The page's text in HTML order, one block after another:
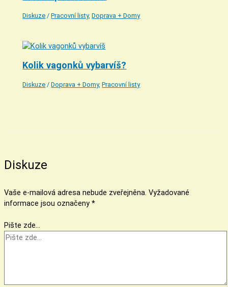
Diskuze /Pracovní listy,Doprava + Domy
Kolik vagonků vybarvíš?
Diskuze /Doprava + Domy,Pracovní listy
Diskuze
Vaše e-mailová adresa nebude zveřejněna. Vyžadované
informace jsou označeny *
Pište zde…